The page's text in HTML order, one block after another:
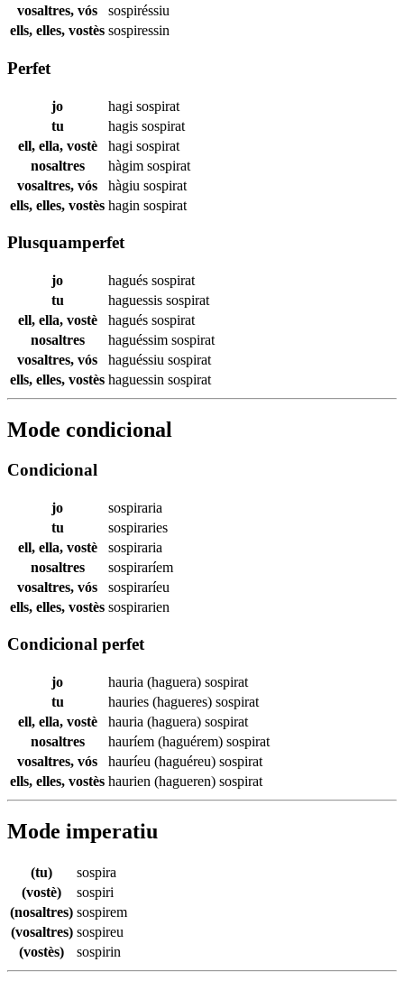
vosaltres, vós
sospiréssiu
ells, elles, vostès sospiressin
Perfet
jo hagi sospirat
tu
hagis sospirat
ell, ella, vostè
hagi sospirat
nosaltres
hàgim sospirat
vosaltres, vós
hàgiu sospirat
ells, elles, vostès hagin sospirat
Plusquamperfet
jo hagués sospirat
tu
haguessis sospirat
ell, ella, vostè
hagués sospirat
nosaltres
haguéssim sospirat
vosaltres, vós
haguéssiu sospirat
ells, elles, vostès haguessin sospirat
Mode condicional
Condicional
jo
sospiraria
tu
sospiraries
ell, ella, vostè
sospiraria
nosaltres
sospiraríem
vosaltres, vós
sospiraríeu
ells, elles, vostès sospirarien
Condicional perfet
jo hauria (haguera) sospirat
tu
hauries (hagueres) sospirat
ell, ella, vostè
hauria (haguera) sospirat
nosaltres
hauríem (haguérem) sospirat
vosaltres, vós
hauríeu (haguéreu) sospirat
ells, elles, vostès haurien (hagueren) sospirat
Mode imperatiu
(tu)
sospira
(vostè)
sospiri
(nosaltres) sospirem
(vosaltres) sospireu
(vostès)
sospirin